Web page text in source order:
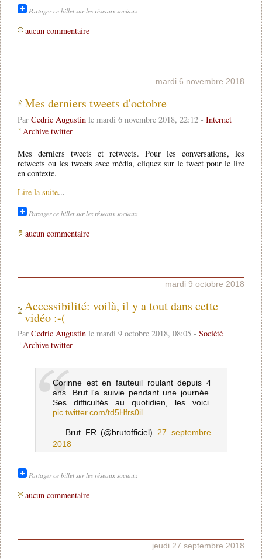
Partager ce billet sur les réseaux sociaux
aucun commentaire
mardi 6 novembre 2018
Mes derniers tweets d'octobre
Par Cedric Augustinle mardi 6 novembre 2018, 22:12 - Internet
Archive twitter
Mes derniers tweets et retweets. Pour les conversations, les
retweets ou les tweets avec média, cliquez sur le tweet pour le lire
en contexte.
Lire la suite...
Partager ce billet sur les réseaux sociaux
aucun commentaire
mardi 9 octobre 2018
Accessibilité: voilà, il y a tout dans cette
vidéo :-(
Par Cedric Augustinle mardi 9 octobre 2018, 08:05 - Société
Archive twitter
Corinne est en fauteuil roulant depuis 4
ans. Brut l'a suivie pendant une journée.
Ses difficultés au quotidien, les voici.
pic.twitter.com/td5Hfrs0il
— Brut FR (@brutofficiel) 27 septembre
2018
Partager ce billet sur les réseaux sociaux
aucun commentaire
jeudi 27 septembre 2018